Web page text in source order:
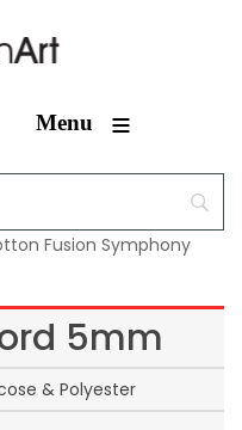
Menu ≡
Fusion Symphony
5mm
& Polyester